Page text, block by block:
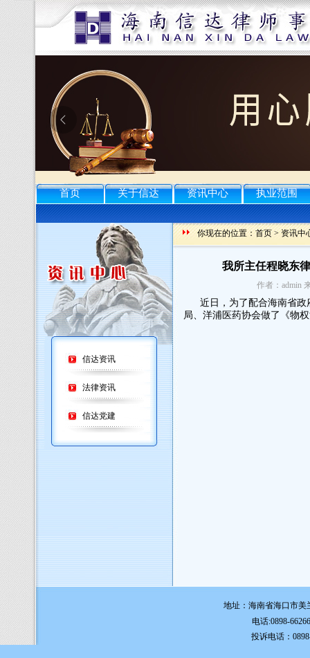
首页 关于信达 资讯中心 执业范围
信达资讯
法律资讯
信达党建
你现在的位置：首页>资讯中
我所主任程晓东
作者：admin
近日，为了配合海南省政
局、洋浦医药协会做了《物
地址：海南省海口市美
电话:0898-
投诉电话：